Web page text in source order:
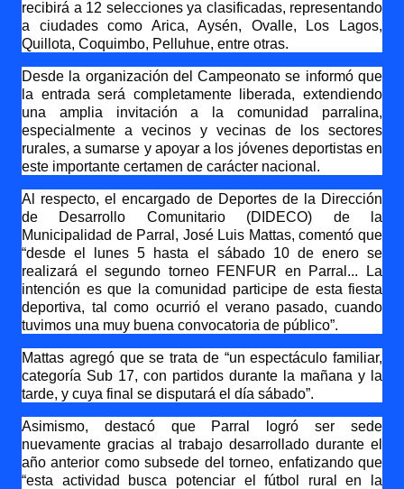
recibirá a 12 selecciones ya clasificadas, representando
a ciudades como Arica, Aysén, Ovalle, Los Lagos,
Quillota, Coquimbo, Pelluhue, entre otras.
Desde la organización del Campeonato se informó que
la entrada será completamente liberada, extendiendo
una amplia invitación a la comunidad parralina,
especialmente a vecinos y vecinas de los sectores
rurales, a sumarse y apoyar a los jóvenes deportistas en
este importante certamen de carácter nacional.
Al respecto, el encargado de Deportes de la Dirección
de Desarrollo Comunitario (DIDECO) de la
Municipalidad de Parral, José Luis Mattas, comentó que
“desde el lunes 5 hasta el sábado 10 de enero se
realizará el segundo torneo FENFUR en Parral... La
intención es que la comunidad participe de esta fiesta
deportiva, tal como ocurrió el verano pasado, cuando
tuvimos una muy buena convocatoria de público”.
Mattas agregó que se trata de “un espectáculo familiar,
categoría Sub 17, con partidos durante la mañana y la
tarde, y cuya final se disputará el día sábado”.
Asimismo, destacó que Parral logró ser sede
nuevamente gracias al trabajo desarrollado durante el
año anterior como subsede del torneo, enfatizando que
“esta actividad busca potenciar el fútbol rural en la